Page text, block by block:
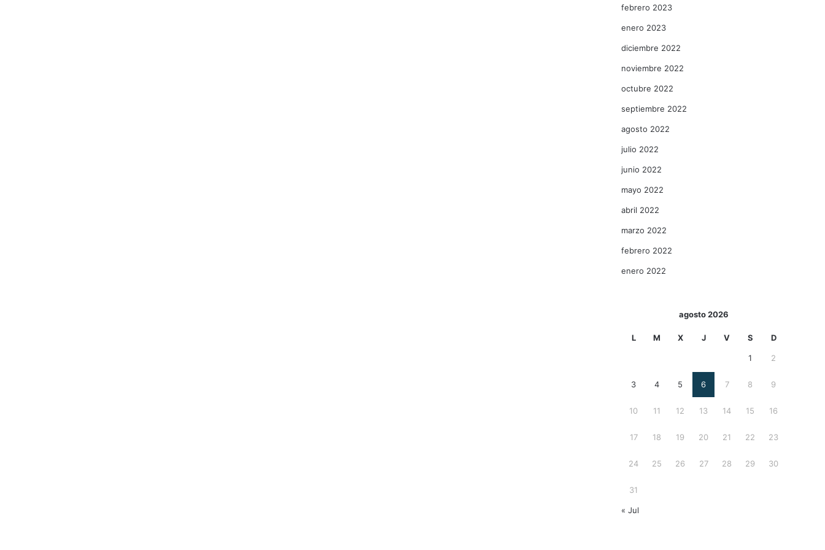
febrero 2023
enero 2023
diciembre 2022
noviembre 2022
octubre 2022
septiembre 2022
agosto 2022
julio 2022
junio 2022
mayo 2022
abril 2022
marzo 2022
febrero 2022
enero 2022
agosto 2026
L M X J V S D
1 2
3 4 5 6 7 8 9
10 11 12 13 14 15 16
17 18 19 20 21 22 23
24 25 26 27 28 29 30
31
« Jul